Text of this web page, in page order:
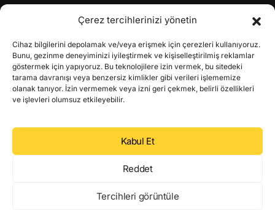
Çerez tercihlerinizi yönetin
Cihaz bilgilerini depolamak ve/veya erişmek için çerezleri kullanıyoruz.
Bunu, gezinme deneyiminizi iyileştirmek ve kişiselleştirilmiş reklamlar
göstermek için yapıyoruz. Bu teknolojilere izin vermek, bu sitedeki
tarama davranışı veya benzersiz kimlikler gibi verileri işlememize
olanak tanıyor. İzin vermemek veya izni geri çekmek, belirli özellikleri
ve işlevleri olumsuz etkileyebilir.
Kabul Et
Reddet
Tercihleri görüntüle
Yapay Zeka (AI) Coinleri
Gaming Coinleri
RWA Coinleri
DeFi Coinleri
DePIN Coinleri
Metaverse Coinleri
Web 3.0 Coinleri
Coin Türevleri